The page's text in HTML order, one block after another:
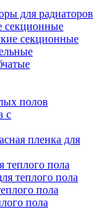
для радиаторов
секционные
секционные
полов
с
пленка для
теплого пола
теплого пола
пола
пола